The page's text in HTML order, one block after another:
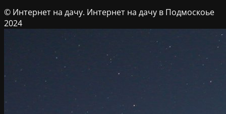
© Интернет на дачу. Интернет на дачу в Подмоскоье
2024